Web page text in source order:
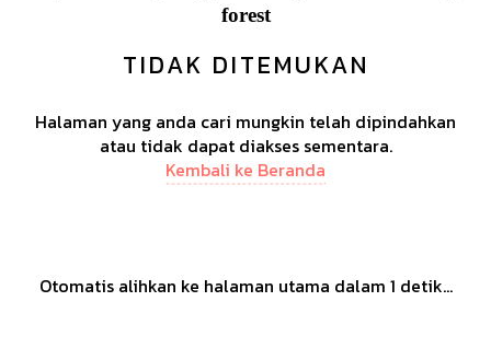
forest
TIDAK DITEMUKAN
Halaman yang anda cari mungkin telah dipindahkan
atau tidak dapat diakses sementara.
Kembali ke Beranda
Otomatis alihkan ke halaman utama dalam 1 detik...